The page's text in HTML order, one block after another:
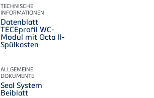
TECHNISCHE
INFORMATIONEN
Datenblatt
TECEprofil WC-
Modul mit Octa II-
Spülkasten
ALLGEMEINE
DOKUMENTE
Seal System
Beiblatt